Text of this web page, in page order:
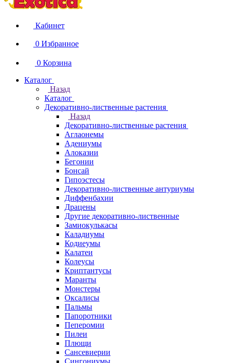
Кабинет
0 Избранное
0 Корзина
Каталог
Назад
Каталог
Декоративно-лиственные растения
Назад
Декоративно-лиственные растения
Аглаонемы
Адениумы
Алоказии
Бегонии
Бонсай
Гипоэстесы
Декоративно-лиственные антуриумы
Диффенбахии
Драцены
Другие декоративно-лиственные
Замиокулькасы
Каладиумы
Кодиеумы
Калатеи
Колеусы
Криптантусы
Маранты
Монстеры
Оксалисы
Пальмы
Папоротники
Пеперомии
Пилеи
Плющи
Сансевиерии
Сингониумы